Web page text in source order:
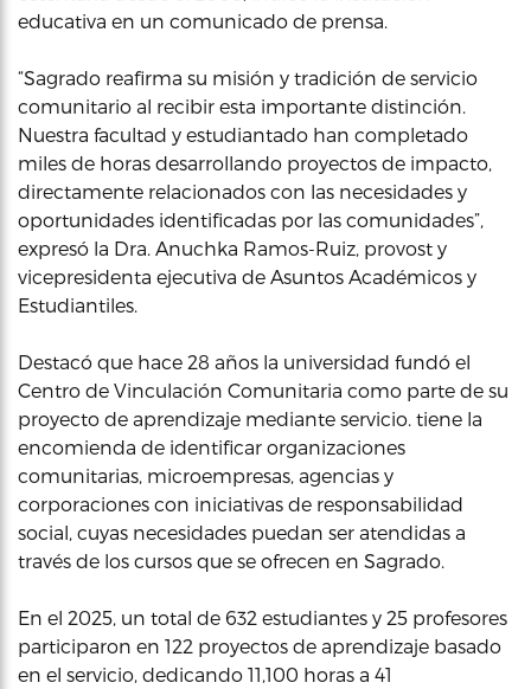
educativa en un comunicado de prensa.
“Sagrado reafirma su misión y tradición de servicio
comunitario al recibir esta importante distinción.
Nuestra facultad y estudiantado han completado
miles de horas desarrollando proyectos de impacto,
directamente relacionados con las necesidades y
oportunidades identificadas por las comunidades”,
expresó la Dra. Anuchka Ramos-Ruiz, provost y
vicepresidenta ejecutiva de Asuntos Académicos y
Estudiantiles.
Destacó que hace 28 años la universidad fundó el
Centro de Vinculación Comunitaria como parte de su
proyecto de aprendizaje mediante servicio. tiene la
encomienda de identificar organizaciones
comunitarias, microempresas, agencias y
corporaciones con iniciativas de responsabilidad
social, cuyas necesidades puedan ser atendidas a
través de los cursos que se ofrecen en Sagrado.
En el 2025, un total de 632 estudiantes y 25 profesores
participaron en 122 proyectos de aprendizaje basado
en el servicio, dedicando 11,100 horas a 41